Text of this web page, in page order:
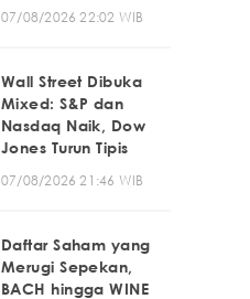
07/08/2026 22:02 WIB
Wall Street Dibuka
Mixed: S&P dan
Nasdaq Naik, Dow
Jones Turun Tipis
07/08/2026 21:46 WIB
Daftar Saham yang
Merugi Sepekan,
BACH hingga WINE